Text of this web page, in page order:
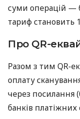
суми операцій —
тариф становить
Про QR-
Разом з тим QR-
оплату
через посилання
банків платіжних